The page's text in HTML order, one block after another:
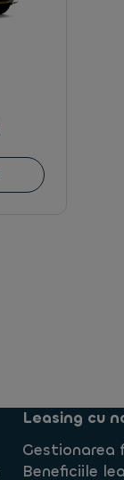
Leasing cu
Gestionarea
Beneficiile